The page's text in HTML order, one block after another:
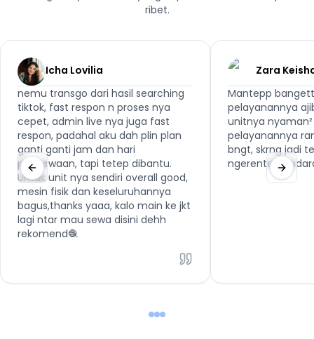
ribet.
Icha Lovilia
nemu transgo dari hasil searching
tiktok, fast respon n proses nya
cepet, admin live nya juga fast
respon, padahal aku dah plin plan
ganti ganti jam dan hari
penyewaan, tapi tetep dibantu.
Untuk unit nya sendiri overall good,
mesin fisik dan keseluruhannya
bagus,thanks yaaa, kalo main ke jkt
lagi ntar mau sewa disini dehh
rekomend🧶
Zara
Mantepp
pelayanannya
unitnya
pelayanannya
bngt, skrng jadi
ngerental